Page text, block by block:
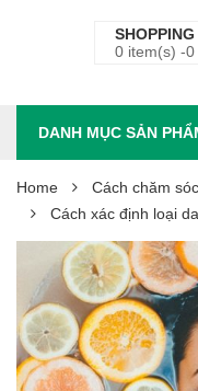
0 item(s) -0
DANH MỤC SẢN
Home
Cách chăm
Cách xác định loại